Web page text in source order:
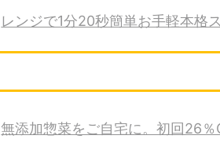
レンジで1分20秒簡単お手軽本格
無添加惣菜をご自宅に。初回26